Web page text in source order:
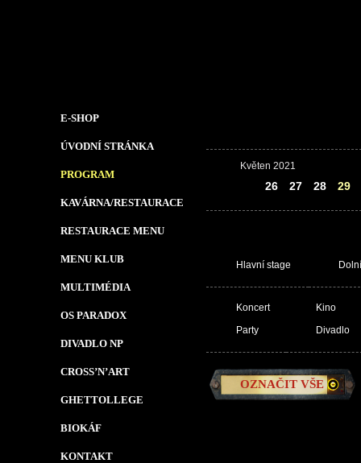
E-SHOP
ÚVODNÍ STRÁNKA
PROGRAM
KAVÁRNA/RESTAURACE
RESTAURACE MENU
MENU KLUB
MULTIMÉDIA
OS PARADOX
DIVADLO NP
CROSS’N’ART
GHETTOLLEGE
BIOKÁF
KONTAKT
Květen 2021
26 27 28 29
Hlavní stage
Koncert
Party
Kino
Divadlo
OZNAČIT VŠE